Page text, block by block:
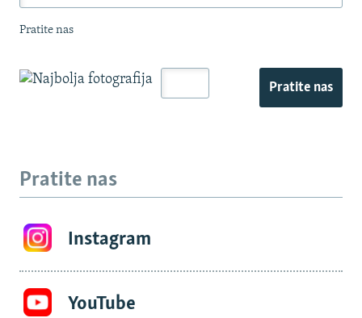
Pratite nas
Pratite nas
Pratite nas
Instagram
YouTube